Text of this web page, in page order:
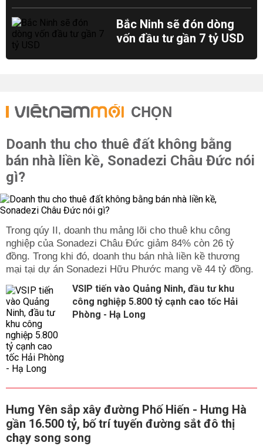
Bắc Ninh sẽ đón dòng
vốn đầu tư gần 7 tỷ USD
CHỌN
Doanh thu cho thuê đất không bằng
bán nhà liền kề, Sonadezi Châu Đức nói
gì?
Trong qúy II, doanh thu mảng lõi cho thuê khu công
nghiệp của Sonadezi Châu Đức giảm 84% còn 26 tỷ
đồng. Trong khi đó, doanh thu bán nhà liền kề thương
mại tại dự án Sonadezi Hữu Phước mang về 44 tỷ đồng.
VSIP tiến vào Quảng Ninh, đầu tư khu
công nghiệp 5.800 tỷ cạnh cao tốc Hải
Phòng - Hạ Long
Hưng Yên sắp xây đường Phố Hiến - Hưng Hà
gần 16.500 tỷ, bố trí tuyến đường sắt đô thị
chạy song song